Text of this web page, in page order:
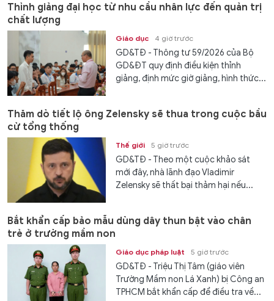
Thỉnh giảng đại học từ nhu cầu nhân lực đến quản trị
chất lượng
Giáo dục 4 giờ trước
GD&TĐ - Thông tư 59/2026 của Bộ
GD&ĐT quy định điều kiện thỉnh
giảng, định mức giờ giảng, hình thức...
Thăm dò tiết lộ ông Zelensky sẽ thua trong cuộc bầu
cử tổng thống
Thế giới 5 giờ trước
GD&TĐ - Theo một cuộc khảo sát
mới đây, nhà lãnh đạo Vladimir
Zelensky sẽ thất bại thảm hại nếu...
Bắt khẩn cấp bảo mẫu dùng dây thun bật vào chân
trẻ ở trường mầm non
Giáo dục pháp luật 5 giờ trước
GD&TĐ - Triệu Thị Tâm (giáo viên
Trường Mầm non Lá Xanh) bị Công an
TPHCM bắt khẩn cấp để điều tra về...